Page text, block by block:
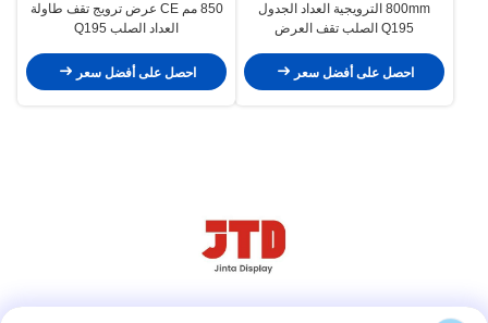
800mm الترويجية العداد الجدول
Q195 الصلب تقف العرض
احصل على أفضل سعر
850 مم CE عرض ترويج تقف طاولة
العداد الصلب Q195
احصل على أفضل سعر